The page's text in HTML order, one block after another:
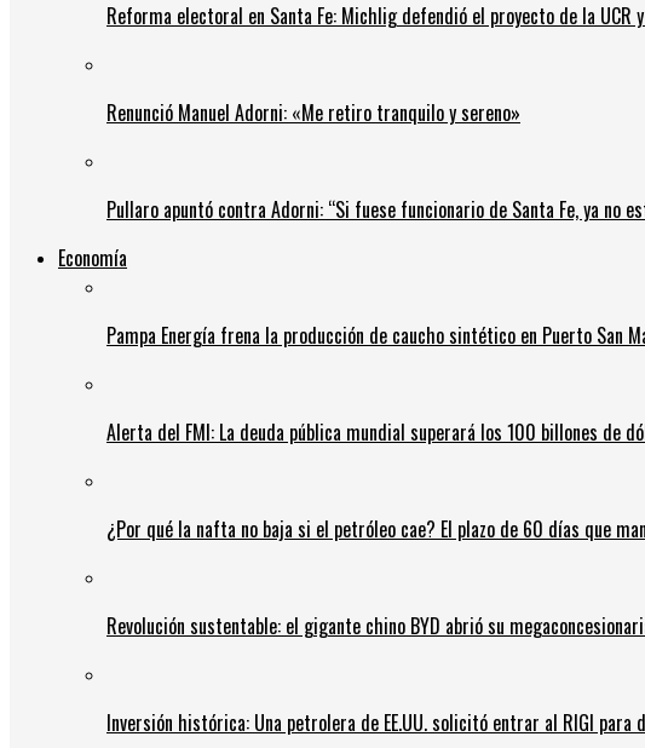
Reforma electoral en Santa Fe: Michlig defendió el proyecto de la UCR
Renunció Manuel Adorni: «Me retiro tranquilo y sereno»
Pullaro apuntó contra Adorni: “Si fuese funcionario de Santa Fe, ya no
Economía
Pampa Energía frena la producción de caucho sintético en Puerto San
Alerta del FMI: La deuda pública mundial superará los 100 billones de
¿Por qué la nafta no baja si el petróleo cae? El plazo de 60 días que
Revolución sustentable: el gigante chino BYD abrió su
Inversión histórica: Una petrolera de EE.UU. solicitó entrar al RIGI